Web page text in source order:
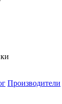
Производители